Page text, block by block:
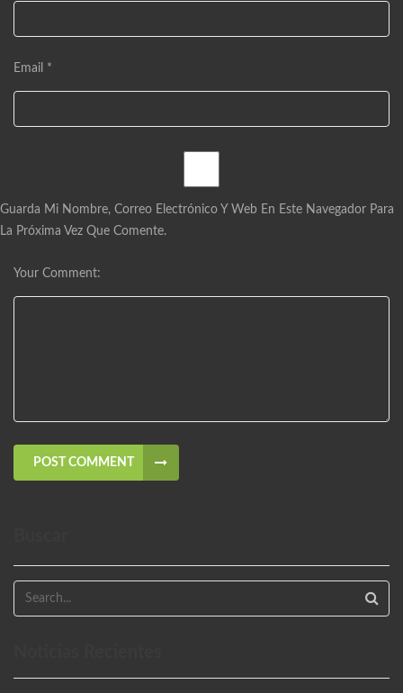
Email *
Guarda Mi Nombre, Correo Electrónico Y Web En Este Navegador Para
La Próxima Vez Que Comente.
Your Comment:
POST COMMENT